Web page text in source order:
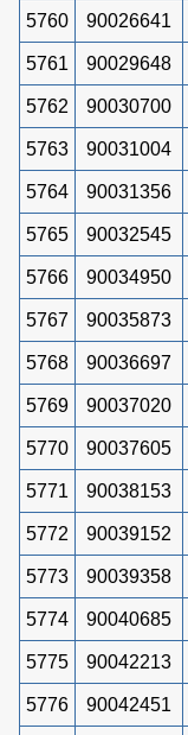
5760 90026641
5761 90029648
5762 90030700
5763 90031004
5764 90031356
5765 90032545
5766 90034950
5767 90035873
5768 90036697
5769 90037020
5770 90037605
5771 90038153
5772 90039152
5773 90039358
5774 90040685
5775 90042213
5776 90042451